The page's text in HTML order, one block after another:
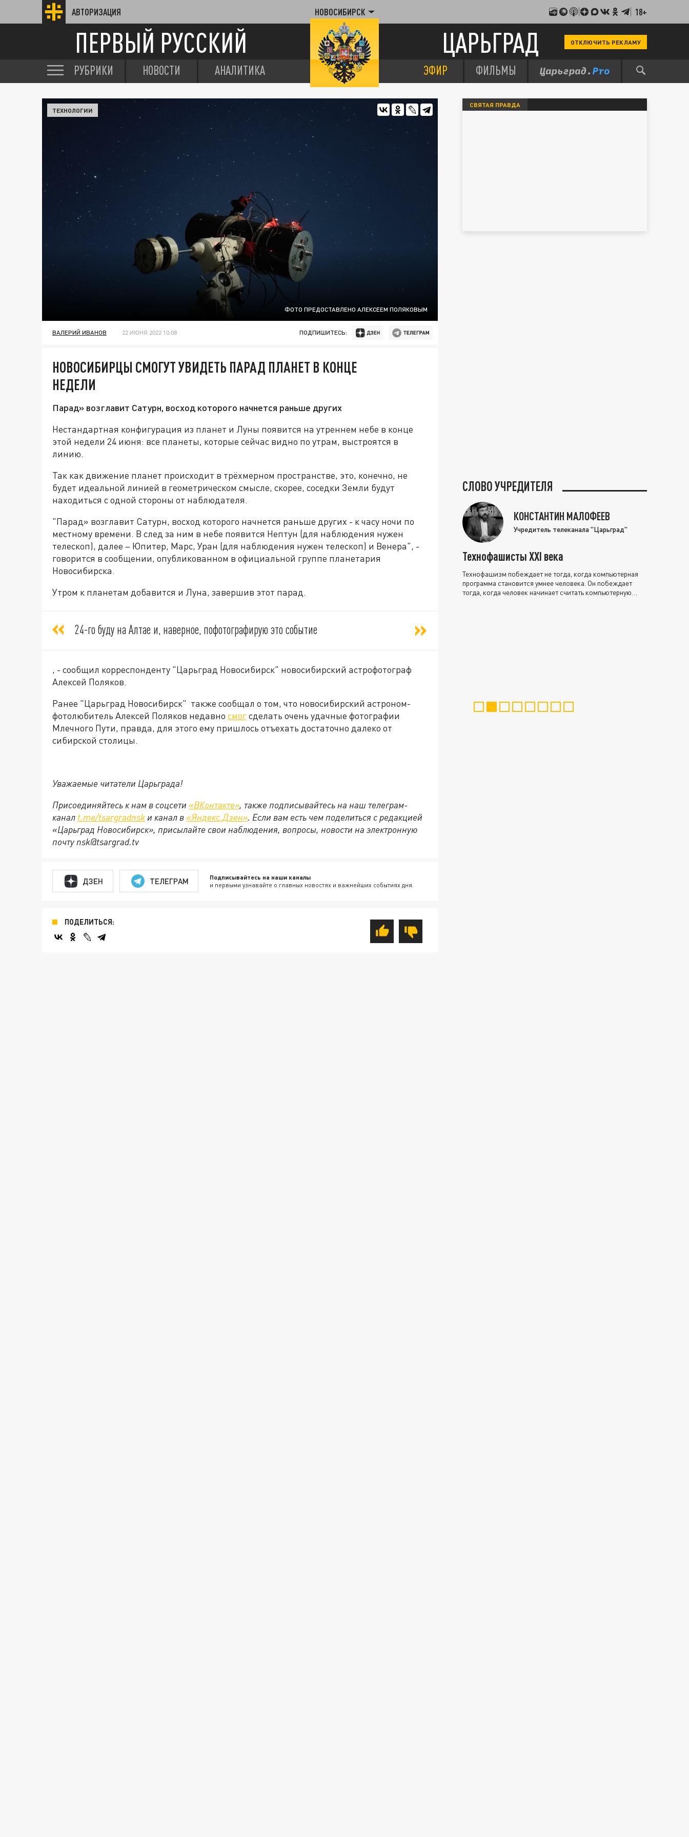
АВТОРИЗАЦИЯ НОВОСИБИРСК 18+
ПЕРВЫЙ РУССКИЙ ЦАРЬГРАД ОТКЛЮЧИТЬ РЕКЛАМУ
РУБРИКИ НОВОСТИ АНАЛИТИКА ЭФИР ФИЛЬМЫ
ФОТО ПРЕДОСТАВЛЕНО АЛЕКСЕЕМ ПОЛЯКОВЫМ
ТЕХНОЛОГИИ
ВАЛЕРИЙ ИВАНОВ 22 ИЮНЯ 2022 10:08 ПОДПИШИТЕСЬ:
НОВОСИБИРЦЫ СМОГУТ УВИДЕТЬ ПАРАД ПЛАНЕТ В КОНЦЕ
НЕДЕЛИ
Парад» возглавит Сатурн, восход которого начнется раньше других
Нестандартная конфигурация из планет и Луны появится на утреннем небе в конце
этой недели 24 июня: все планеты, которые сейчас видно по утрам, выстроятся в
линию.
Так как движение планет происходит в трёхмерном пространстве, это, конечно, не
будет идеальной линией в геометрическом смысле, скорее, соседки Земли будут
находиться с одной стороны от наблюдателя.
"Парад» возглавит Сатурн, восход которого начнется раньше других - к часу ночи по
местному времени. В след за ним в небе появится Нептун (для наблюдения нужен
телескоп), далее – Юпитер, Марс, Уран (для наблюдения нужен телескоп) и Венера", -
говорится в сообщении, опубликованном в официальной группе планетария
Новосибирска.
Утром к планетам добавится и Луна, завершив этот парад.
24-го буду на Алтае и, наверное, пофотографирую это событие
, - сообщил корреспонденту "Царьград Новосибирск" новосибирский астрофотограф
Алексей Поляков.
Ранее "Царьград Новосибирск" также сообщал о том, что новосибирский астроном-
фотолюбитель Алексей Поляков недавно смогсделать очень удачные фотографии
Млечного Пути, правда, для этого ему пришлось отъехать достаточно далеко от
сибирской столицы.
Уважаемые читатели Царьграда!
Присоединяйтесь к нам в соцсети «ВКонтакте», также подписывайтесь на наш телеграм-
канал t.me/tsargradnsk и канал в «Яндекс.Дзен». Если вам есть чем поделиться с редакцией
«Царьград Новосибирск», присылайте свои наблюдения, вопросы, новости на электронную
почту nsk@tsargrad.tv
ДЗЕН ТЕЛЕГРАМ Подписывайтесь на наши каналы
и первыми узнавайте о главных новостях и важнейших событиях дня.
ПОДЕЛИТЬСЯ:
СВЯТАЯ ПРАВДА
СЛОВО УЧРЕДИТЕЛЯ
КОНСТАНТИН МАЛОФЕЕВ
Учредитель телеканала "Царьград"
Технофашисты XXI века
Технофашизм побеждает не тогда, когда компьютерная
программа становится умнее человека. Он побеждает
тогда, когда человек начинает считать компьютерную